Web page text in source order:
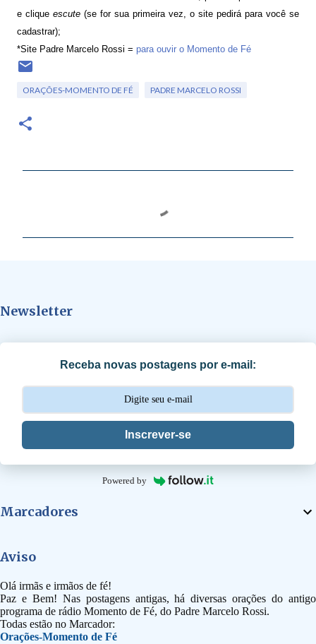
e clique escute (se for sua primeira vez, o site pedirá para você se
cadastrar);
*Site Padre Marcelo Rossi = para ouvir o Momento de Fé
ORAÇÕES-MOMENTO DE FÉ PADRE MARCELO ROSSI
á
s
Newsletter
Receba novas postagens por e-mail:
Inscrever-se
Powered by
Marcadores
Aviso
Olá irmãs e irmãos de fé!
Paz e Bem! Nas postagens antigas, há diversas orações do antigo
programa de rádio Momento de Fé, do Padre Marcelo Rossi.
Todas estão no Marcador:
Orações-Momento de Fé